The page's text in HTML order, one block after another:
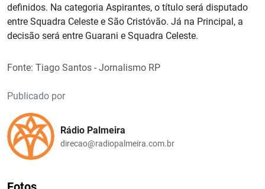
definidos. Na categoria Aspirantes, o título será disputado
entre Squadra Celeste e São Cristóvão. Já na Principal, a
decisão será entre Guarani e Squadra Celeste.
Fonte: Tiago Santos - Jornalismo RP
Publicado por
Rádio Palmeira
direcao@radiopalmeira.com.br